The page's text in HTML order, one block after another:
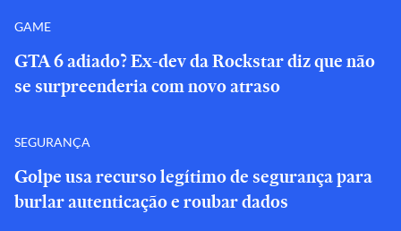
GAME
GTA 6 adiado? Ex-dev da Rockstar diz que não
se surpreenderia com novo atraso
SEGURANÇA
Golpe usa recurso legítimo de segurança para
burlar autenticação e roubar dados